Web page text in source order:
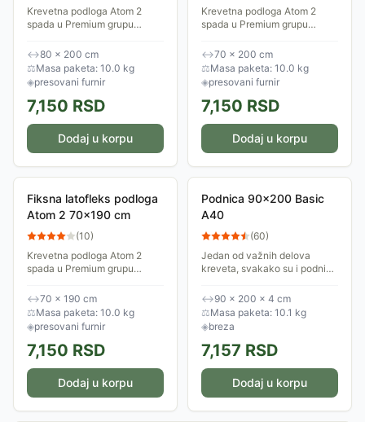
Krevetna podloga Atom 2
spada u Premium grupu
koji (u zavisnosti od vrste
dušeka) daje mekaniji osećaj
spavanja. Na skali...
↔80 × 200 cm
⚖Masa paketa: 10.0 kg
◈presovani furnir
7,150 RSD
Dodaj u korpu
Krevetna podloga Atom 2
spada u Premium grupu
koji (u zavisnosti od vrste
dušeka) daje mekaniji osećaj
spavanja. Na skali...
↔70 × 200 cm
⚖Masa paketa: 10.0 kg
◈presovani furnir
7,150 RSD
Dodaj u korpu
Fiksna latofleks podloga
Atom 2 70x190 cm
(10)
Krevetna podloga Atom 2
spada u Premium grupu
koji (u zavisnosti od vrste
dušeka) daje mekaniji osećaj
spavanja. Na skali...
↔70 × 190 cm
⚖Masa paketa: 10.0 kg
◈presovani furnir
7,150 RSD
Dodaj u korpu
Podnica 90x200 Basic
A40
(60)
Jedan od važnih delova
kreveta, svakako su i podnice
Podnica Basic A40 ima 26
letvica.
↔90 × 200 × 4 cm
⚖Masa paketa: 10.1 kg
◈breza
7,157 RSD
Dodaj u korpu